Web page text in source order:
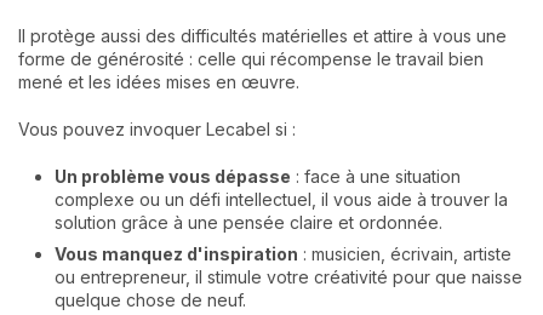
Il protège aussi des difficultés matérielles et attire à vous une
forme de générosité : celle qui récompense le travail bien
mené et les idées mises en œuvre.
Vous pouvez invoquer Lecabel si :
Un problème vous dépasse : face à une situation
complexe ou un défi intellectuel, il vous aide à trouver la
solution grâce à une pensée claire et ordonnée.
Vous manquez d'inspiration : musicien, écrivain, artiste
ou entrepreneur, il stimule votre créativité pour que naisse
quelque chose de neuf.